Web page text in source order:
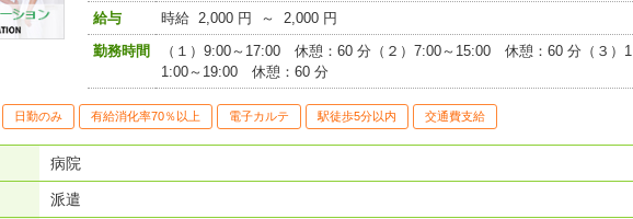
給与
時給 2,000 円 ～ 2,000 円
勤務時間
（１）9:00～17:00 休憩：60 分（２）7:00～15:00 休憩：60 分（３）1
1:00～19:00 休憩：60 分
日勤のみ 有給消化率70％以上 電子カルテ 駅徒歩5分以内 交通費支給
病院
派遣